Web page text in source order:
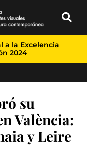
a la Excelencia
2024
su
València:
y Leire